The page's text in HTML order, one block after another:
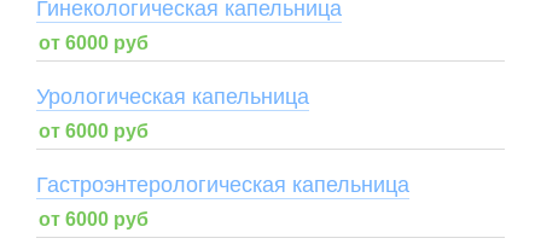
Гинекологическая капельница
от 6000 руб
Урологическая капельница
от 6000 руб
Гастроэнтерологическая капельница
от 6000 руб